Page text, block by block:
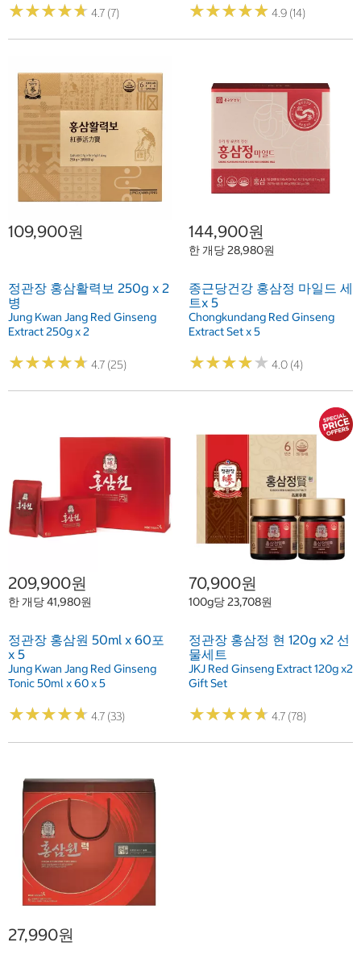
★★★★★
★★★★★ 4.7 (7) ★★★★★
★★★★★ 4.9 (14)
109,900원
정관장 홍삼활력보 250g x 2
병
Jung Kwan Jang Red Ginseng
Extract 250g x 2
★★★★★
★★★★★ 4.7 (25)
144,900원
한 개당 28,980원
종근당건강 홍삼정 마일드 세
트x 5
Chongkundang Red Ginseng
Extract Set x 5
★★★★★
★★★★★ 4.0 (4)
209,900원
한 개당 41,980원
정관장 홍삼원 50ml x 60포
x 5
Jung Kwan Jang Red Ginseng
Tonic 50ml x 60 x 5
★★★★★
★★★★★ 4.7 (33)
70,900원
100g당 23,708원
정관장 홍삼정 현 120g x2 선
물세트
JKJ Red Ginseng Extract 120g x2
Gift Set
★★★★★
★★★★★ 4.7 (78)
27,990원